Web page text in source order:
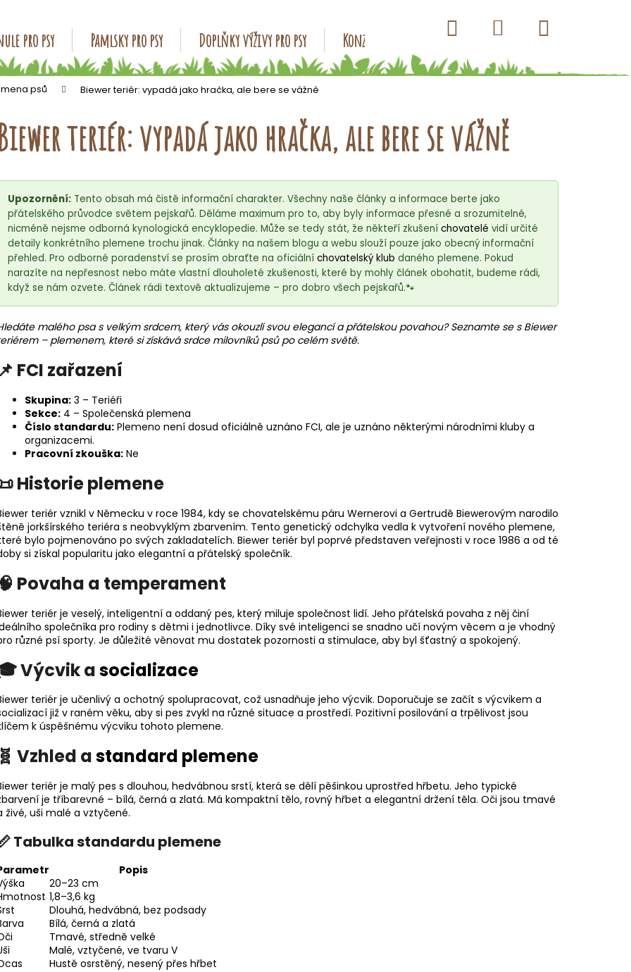
pro psy Pamlsky pro psy Doplňky výživy pro psy Konzervy pro psy Kapsičky pro psy
Hledat Přihlášení
košík
psů Biewer teriér: vypadá jako hračka, ale bere se vážně
teriér: vypadá jako hračka, ale bere se vážně
Upozornění: Tento obsah má čistě informační charakter. Všechny naše články a informace berte jako
přátelského průvodce světem pejskařů. Děláme maximum pro to, aby byly informace přesné a srozumitelné,
nicméně nejsme odborná kynologická encyklopedie. Může se tedy stát, že někteří zkušení chovatelé vidí určité
detaily konkrétního plemene trochu jinak. Články na našem blogu a webu slouží pouze jako obecný informační
přehled. Pro odborné poradenství se prosím obraťte na oficiální chovatelský klub daného plemene. Pokud
narazíte na nepřesnost nebo máte vlastní dlouholeté zkušenosti, které by mohly článek obohatit, budeme rádi,
když se nám ozvete. Článek rádi textově aktualizujeme – pro dobro všech pejskařů.🐾
malého psa s velkým srdcem, který vás okouzlí svou elegancí a přátelskou povahou? Seznamte se s Biewer
– plemenem, které si získává srdce milovníků psů po celém světě.
FCI zařazení
Skupina: 3 – Teriéři
Sekce: 4 – Společenská plemena
Číslo standardu: Plemeno není dosud oficiálně uznáno FCI, ale je uznáno některými národními kluby a
organizacemi.
Pracovní zkouška: Ne
Historie plemene
teriér vznikl v Německu v roce 1984, kdy se chovatelskému páru Wernerovi a Gertrudě Biewerovým narodilo
jorkšírského teriéra s neobvyklým zbarvením. Tento genetický odchylka vedla k vytvoření nového plemene,
bylo pojmenováno po svých zakladatelích. Biewer teriér byl poprvé představen veřejnosti v roce 1986 a od té
si získal popularitu jako elegantní a přátelský společník.
Povaha a temperament
teriér je veselý, inteligentní a oddaný pes, který miluje společnost lidí. Jeho přátelská povaha z něj činí
společníka pro rodiny s dětmi i jednotlivce. Díky své inteligenci se snadno učí novým věcem a je vhodný
různé psí sporty. Je důležité věnovat mu dostatek pozornosti a stimulace, aby byl šťastný a spokojený.
Výcvik asocializace
teriér je učenlivý a ochotný spolupracovat, což usnadňuje jeho výcvik. Doporučuje se začít s výcvikem a
již v raném věku, aby si pes zvykl na různé situace a prostředí. Pozitivní posilování a trpělivost jsou
k úspěšnému výcviku tohoto plemene.
Vzhled astandard plemene
teriér je malý pes s dlouhou, hedvábnou srstí, která se dělí pěšinkou uprostřed hřbetu. Jeho typické
je tříbarevné – bílá, černá a zlatá. Má kompaktní tělo, rovný hřbet a elegantní držení těla. Oči jsou tmavé
živé, uši malé a vztyčené.
Tabulka standardu plemene
Popis
20–23 cm
1,8–3,6 kg
Dlouhá, hedvábná, bez podsady
Bílá, černá a zlatá
Tmavé, středně velké
Malé, vztyčené, ve tvaru V
Hustě osrstěný, nesený přes hřbet
Co potřebujete najít?
HLEDAT
Doporučujeme